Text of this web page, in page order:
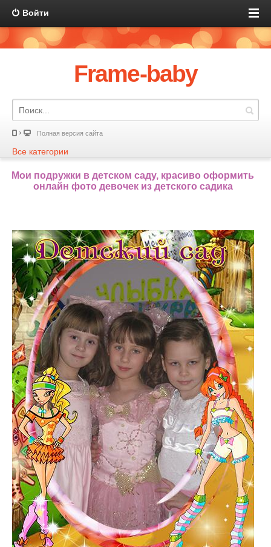
Войти
Frame-baby
Полная версия сайта
Все категории
Мои подружки в детском саду, красиво оформить
онлайн фото девочек из детского садика